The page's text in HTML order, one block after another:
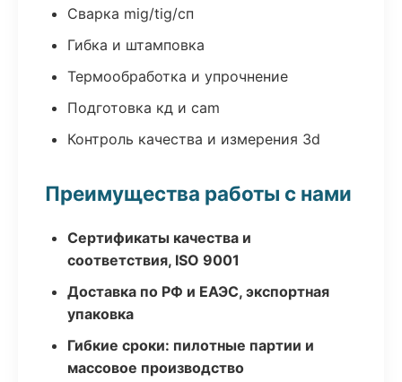
Сварка mig/tig/сп
Гибка и штамповка
Термообработка и упрочнение
Подготовка кд и cam
Контроль качества и измерения 3d
Преимущества работы с нами
Сертификаты качества и
соответствия, ISO 9001
Доставка по РФ и ЕАЭС, экспортная
упаковка
Гибкие сроки: пилотные партии и
массовое производство